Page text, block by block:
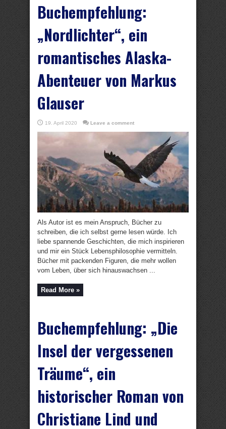
Buchempfehlung:
„Nordlichter“, ein
romantisches Alaska-
Abenteuer von Markus
Glauser
19. April 2020 Leave a comment
Als Autor ist es mein Anspruch, Bücher zu
schreiben, die ich selbst gerne lesen würde. Ich
liebe spannende Geschichten, die mich inspirieren
und mir ein Stück Lebensphilosophie vermitteln.
Bücher mit packenden Figuren, die mehr wollen
vom Leben, über sich hinauswachsen ...
Read More »
Buchempfehlung: „Die
Insel der vergessenen
Träume“, ein
historischer Roman von
Christiane Lind und